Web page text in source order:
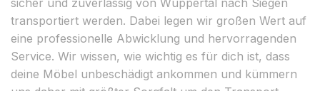
transportiert werden. Dabei legen wir großen Wert auf
eine professionelle Abwicklung und hervorragenden
Service. Wir wissen, wie wichtig es für dich ist, dass
deine Möbel unbeschädigt ankommen und kümmern